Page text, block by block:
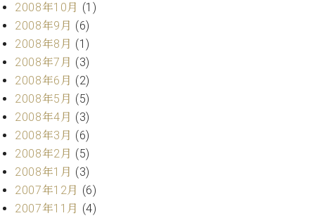
2008年10月 (1)
2008年9月 (6)
2008年8月 (1)
2008年7月 (3)
2008年6月 (2)
2008年5月 (5)
2008年4月 (3)
2008年3月 (6)
2008年2月 (5)
2008年1月 (3)
2007年12月 (6)
2007年11月 (4)